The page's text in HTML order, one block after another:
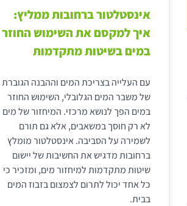
אינסטלטור ברחובות ממליץ:
איך למקסם את השימוש החוזר
במים בשיטות מתקדמות
עם העלייה בצריכת המים וההבנה הגוברת
של משבר המים הגלובלי, השימוש החוזר
במים הפך לנושא מרכזי. המיחזור של מים
לא רק חוסך במשאבים, אלא גם תורם
לשמירה על הסביבה. אינסטלטור מומלץ
ברחובות מדגיש את החשיבות של יישום
שיטות מתקדמות למיחזור מים, ומזכיר כי
כל אחד יכול לתרום לצמצום בזבוז המים
בבית.